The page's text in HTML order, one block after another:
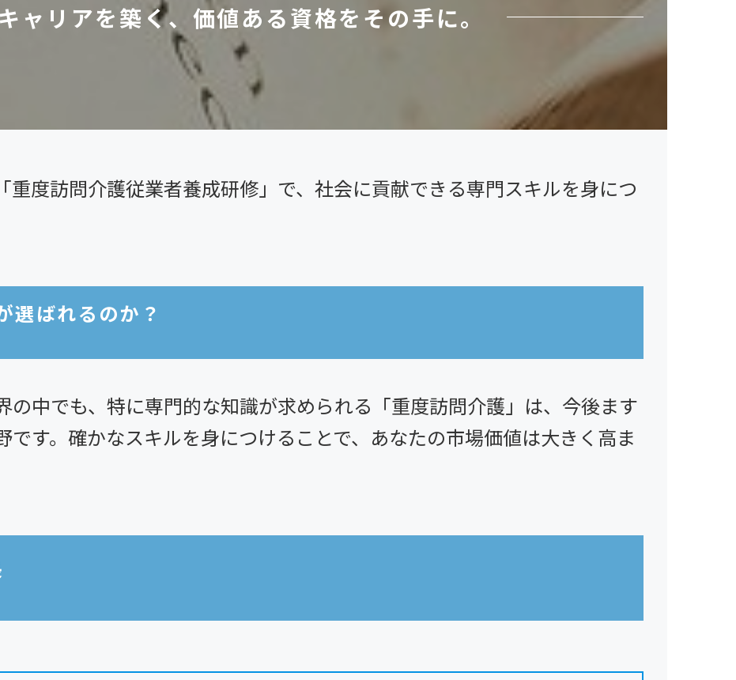
ャリアを築く、価値ある資格をその手に。
重度訪問介護従業者養成研修」で、社会に貢献できる専門スキルを身につ
選ばれるのか？
の中でも、特に専門的な知識が求められる「重度訪問介護」は、今後ます
です。確かなスキルを身につけることで、あなたの市場価値は大きく高ま